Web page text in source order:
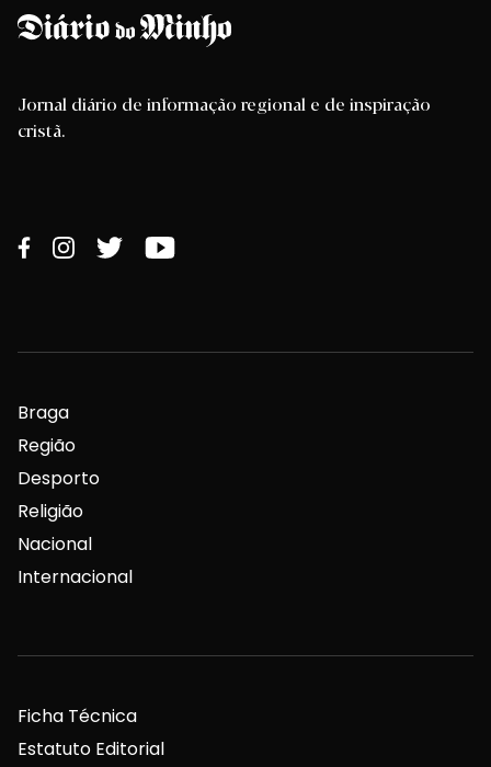
Jornal diário de informação regional e de inspiração
cristã.
Braga
Região
Desporto
Religião
Nacional
Internacional
Ficha Técnica
Estatuto Editorial